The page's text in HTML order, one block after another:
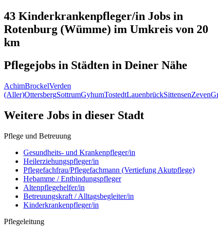
43 Kinderkrankenpfleger/in Jobs in
Rotenburg (Wümme) im Umkreis von 20
km
Pflegejobs in Städten in Deiner Nähe
AchimBrockelVerden
(Aller)OttersbergSottrumGyhumTostedtLauenbrückSittensenZeven
Weitere Jobs in dieser Stadt
Pflege und Betreuung
Gesundheits- und Krankenpfleger/in
Heilerziehungspfleger/in
Pflegefachfrau/Pflegefachmann (Vertiefung Akutpflege)
Hebamme / Entbindungspfleger
Altenpflegehelfer/in
Betreuungskraft / Alltagsbegleiter/in
Kinderkrankenpfleger/in
Pflegeleitung